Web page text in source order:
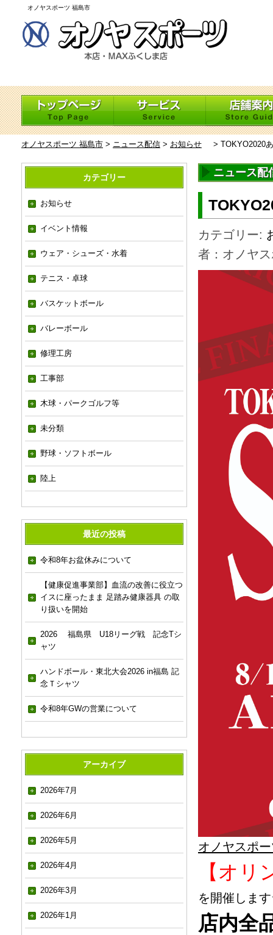
オノヤスポーツ 福島市
オノヤスポーツ 福島市 > ニュース配信 > お知らせ > TOKYO2020
カテゴリー
お知らせ
イベント情報
ウェア・シューズ・水着
テニス・卓球
バスケットボール
バレーボール
修理工房
工事部
木球・パークゴルフ等
未分類
野球・ソフトボール
陸上
最近の投稿
令和8年お盆休みについて
【健康促進事業部】血流の改善に役立つ
イスに座ったまま 足踏み健康器具 の取
り扱いを開始
2026 福島県 U18リーグ戦 記念Tシ
ャツ
ハンドボール・東北大会2026 in福島 記
念Ｔシャツ
令和8年GWの営業について
アーカイブ
2026年7月
2026年6月
2026年5月
2026年4月
2026年3月
2026年1月
ニュース配
カテゴリー:
者：オノヤ
オノヤスポ
【オ
を開催しま
店内全